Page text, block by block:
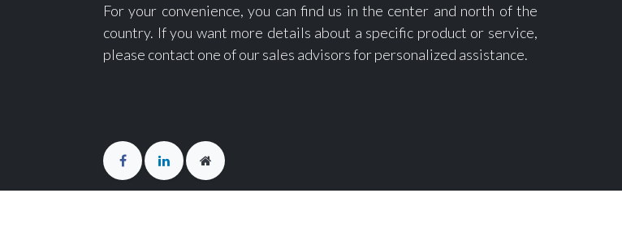
For your convenience, you can find us in the center and north of the
country. If you want more details about a specific product or service,
please contact one of our sales advisors for personalized assistance.